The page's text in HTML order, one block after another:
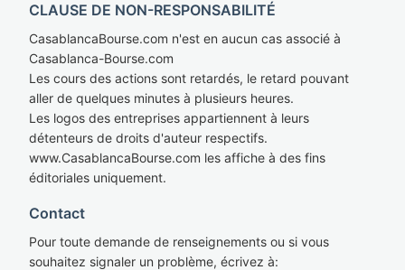
CLAUSE DE NON-RESPONSABILITÉ
CasablancaBourse.com n'est en aucun cas associé à
Casablanca-Bourse.com
Les cours des actions sont retardés, le retard pouvant
aller de quelques minutes à plusieurs heures.
Les logos des entreprises appartiennent à leurs
détenteurs de droits d'auteur respectifs.
www.CasablancaBourse.com les affiche à des fins
éditoriales uniquement.
Contact
Pour toute demande de renseignements ou si vous
souhaitez signaler un problème, écrivez à: